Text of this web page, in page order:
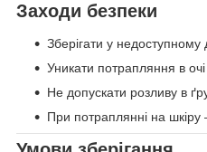
Заходи безпеки
Зберігати у недоступному
Уникати потрапляння в очі
Не допускати розливу в
При потраплянні на